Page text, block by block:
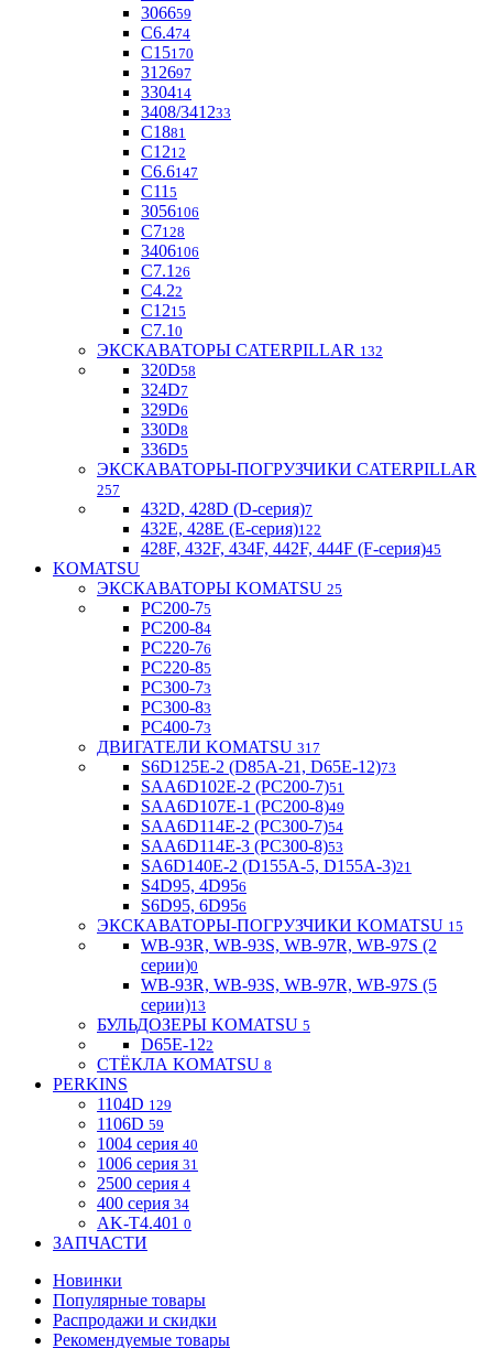
306659
С6.474
С15170
312697
330414
3408/341233
С1881
C1212
С6.6147
C11 5
3056106
С7128
3406106
C7.1 26
C4.22
С1215
С7.1 0
ЭКСКАВАТОРЫ CATERPILLAR 132
320D58
324D7
329D6
330D8
336D5
ЭКСКАВАТОРЫ-ПОГРУЗЧИКИ CATERPILLAR
257
432D, 428D (D-серия)7
432E, 428E (E-серия)122
428F, 432F, 434F, 442F, 444F (F-серия)45
KOMATSU
ЭКСКАВАТОРЫ KOMATSU 25
PC200-75
PC200-84
PC220-76
PC220-85
PC300-73
PC300-83
PC400-73
ДВИГАТЕЛИ KOMATSU 317
S6D125E-2 (D85A-21, D65E-12)73
SAA6D102E-2 (PC200-7)51
SAA6D107E-1 (PC200-8)49
SAA6D114E-2 (PC300-7)54
SAA6D114E-3 (PC300-8)53
SA6D140E-2 (D155A-5, D155A-3)21
S4D95, 4D956
S6D95, 6D956
ЭКСКАВАТОРЫ-ПОГРУЗЧИКИ KOMATSU 15
WB-93R, WB-93S, WB-97R, WB-97S (2
серии)0
WB-93R, WB-93S, WB-97R, WB-97S (5
серии)13
БУЛЬДОЗЕРЫ KOMATSU 5
D65E-122
СТЁКЛА KOMATSU 8
PERKINS
1104D 129
1106D 59
1004 серия 40
1006 серия 31
2500 серия 4
400 серия 34
AK-T4.401 0
ЗАПЧАСТИ
Новинки
Популярные товары
Распродажи и скидки
Рекомендуемые товары